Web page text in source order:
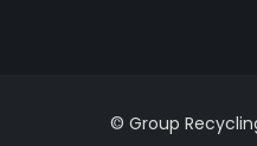
© Group